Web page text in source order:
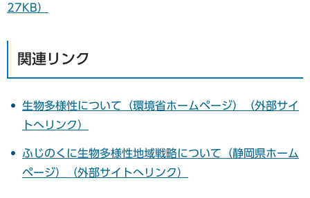
27KB）
関連リンク
生物多様性について（環境省ホームページ）（外部サイ
トへリンク）
ふじのくに生物多様性地域戦略について（静岡県ホーム
ページ）（外部サイトへリンク）